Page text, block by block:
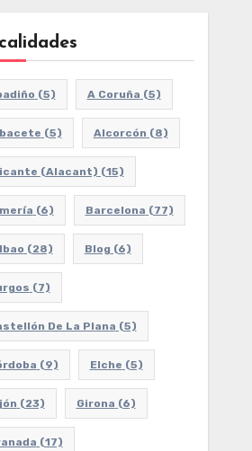
(5) A Coruña (5)
(5) Alcorcón (8)
(Alacant) (15)
(6) Barcelona (77)
(28) Blog (6)
(7)
De La Plana (5)
(9) Elche (5)
(23) Girona (6)
(17)